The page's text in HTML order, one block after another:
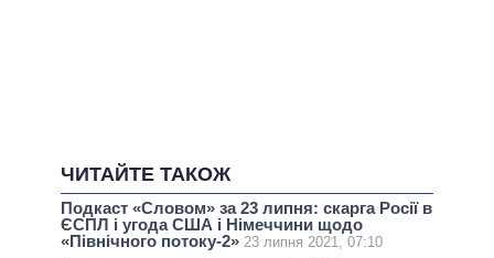
ЧИТАЙТЕ ТАКОЖ
Подкаст «Словом» за 23 липня: скарга Росії в
ЄСПЛ і угода США і Німеччини щодо
«Північного потоку-2» 23 липня 2021, 07:10